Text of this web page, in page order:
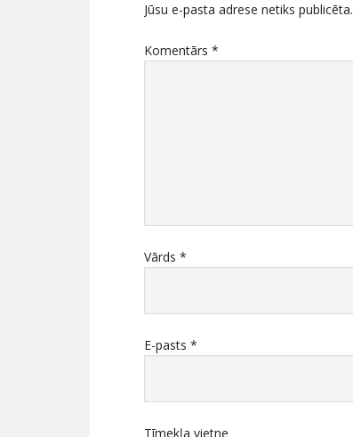
Jūsu e-pasta adrese netiks publicēta.
Komentārs *
Vārds *
E-pasts *
Tīmekļa vietne